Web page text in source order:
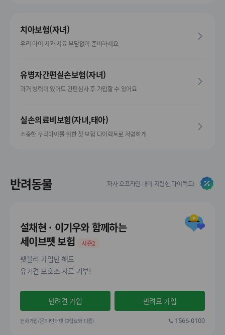
치아보험(자녀)
우리 아이 치과 치료 부담없이 준비하세요
유병자간편실손보험(자녀)
과거 병력이 있어도 간편심사 후 가입할 수 있어요
실손의료비보험(자녀,태아)
소중한 우리아이를 위한 첫 보험 다이렉트로 저렴하게
반려동물 자사 오프라인 대비 저렴한 다이렉트!
설채현 · 이기우와 함께하는
세이브펫 보험
시즌2
펫블리 가입만 해도
유기견 보호소 사료 기부!
반려견 가입 반려묘 가입
전화가입/문의(인터넷 보험료와 다름) 1566-0100